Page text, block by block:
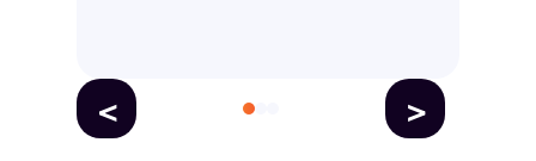
< >